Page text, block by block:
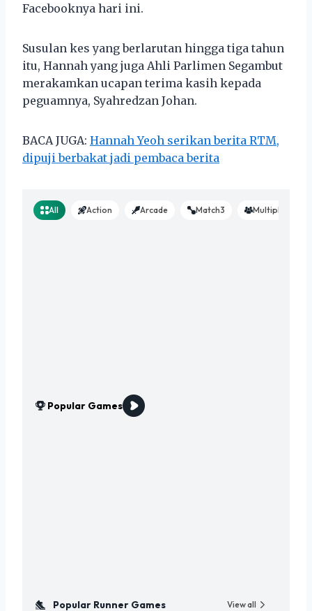
Facebooknya hari ini.
Susulan kes yang berlarutan hingga tiga tahun
itu, Hannah yang juga Ahli Parlimen Segambut
merakamkan ucapan terima kasih kepada
peguamnya, Syahredzan Johan.
BACA JUGA: Hannah Yeoh serikan berita RTM,
dipuji berbakat jadi pembaca berita